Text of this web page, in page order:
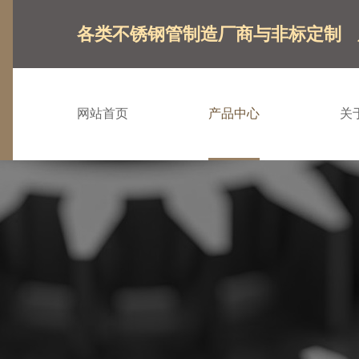
各类不锈钢管制造厂商与非标定制
网站首页 产品中心 关